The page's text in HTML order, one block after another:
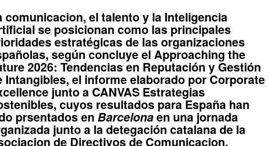
comunicacion, el talentoy la Inteligencia
se posicionan como las principales
estratégicas de las organizaciones
según concluye el Approaching the
2026: Tendencias en Reputación y Gestión
Intangibles, el informe elaborado porCorporate
junto a CANVAS Estrategias
, cuyos resultados para España han
prsentados en Barcelonaen una jornada
junto a la detegación catalana de la
de Directivos de Comunicacion.